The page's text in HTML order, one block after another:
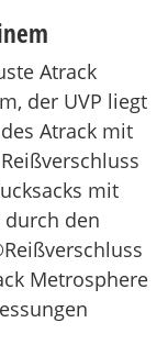
Atrack
der UVP liegt
Atrack mit
mit
den
Metrosphere